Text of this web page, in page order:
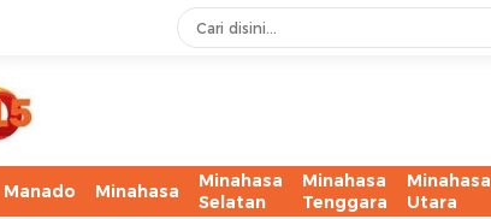
Manado Minahasa
Minahasa
Selatan
Minahasa
Tenggara
Minahasa
Utara